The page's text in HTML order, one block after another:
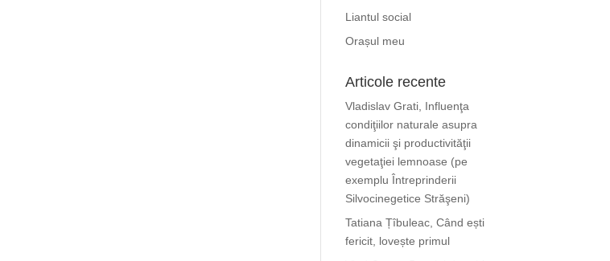
Liantul social
Orașul meu
Articole recente
Vladislav Grati, Influenţa
condiţiilor naturale asupra
dinamicii şi productivităţii
vegetaţiei lemnoase (pe
exemplu Întreprinderii
Silvocinegetice Străşeni)
Tatiana Țîbuleac, Când ești
fericit, lovește primul